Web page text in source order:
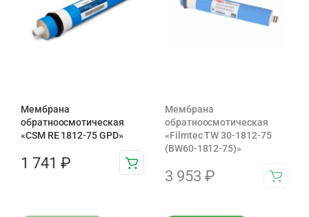
Мембрана
обратноосмотическая
«CSM RE 1812-75 GPD»
1 741 ₽
Мембрана
обратноосмотическая
«Filmtec TW 30-1812-75
(BW60-1812-75)»
3 953 ₽